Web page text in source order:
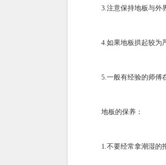
3.注意保持地板与外界
4.如果地板拱起较为严
5.一般有经验的师傅在
地板的保养：
1.不要经常拿潮湿的拖